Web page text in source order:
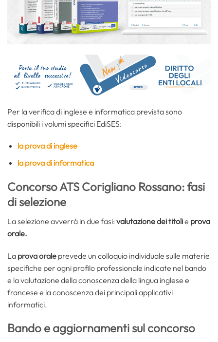
Per la verifica di inglese e informatica prevista sono
disponibili i volumi specifici EdiSES:
la prova di inglese
la prova di informatica
Concorso ATS Corigliano Rossano: fasi
di selezione
La selezione avverrà in due fasi: valutazione dei titolie prova
orale.
La prova orale prevede un colloquio individuale sulle materie
specifiche per ogni profilo professionale indicate nel bando
e la valutazione della conoscenza della lingua inglese e
francese e la conoscenza dei principali applicativi
informatici.
Bando e aggiornamenti sul concorso